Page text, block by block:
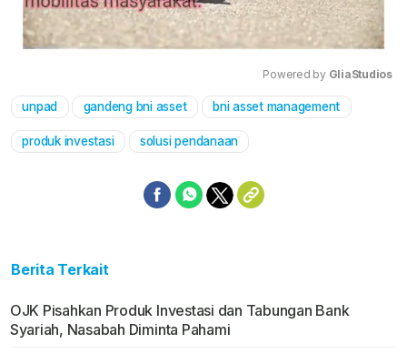
Mute
Powered by GliaStudios
unpad gandeng bni asset bni asset management
produk investasi solusi pendanaan
Berita Terkait
OJK Pisahkan Produk Investasi dan Tabungan Bank
Syariah, Nasabah Diminta Pahami